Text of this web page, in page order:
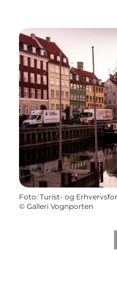
Foto: Turist- og
© Galleri Vognporten